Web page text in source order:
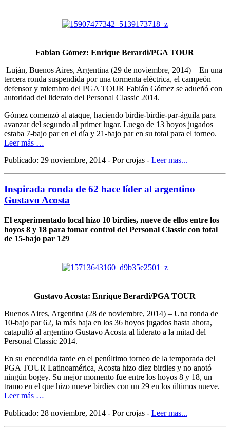
Fabian Gómez: Enrique Berardi/PGA TOUR
Luján, Buenos Aires, Argentina (29 de noviembre, 2014) – En una
tercera ronda suspendida por una tormenta eléctrica, el campeón
defensor y miembro del PGA TOUR Fabián Gómez se adueñó con
autoridad del liderato del Personal Classic 2014.
Gómez comenzó al ataque, haciendo birdie-birdie-par-águila para
avanzar del segundo al primer lugar. Luego de 13 hoyos jugados
estaba 7-bajo par en el día y 21-bajo par en su total para el torneo.
Leer más …
Publicado: 29 noviembre, 2014 - Por crojas - Leer mas...
Inspirada ronda de 62 hace líder al argentino
Gustavo Acosta
El experimentado local hizo 10 birdies, nueve de ellos entre los
hoyos 8 y 18 para tomar control del Personal Classic con total
de 15-bajo par 129
Gustavo Acosta: Enrique Berardi/PGA TOUR
Buenos Aires, Argentina (28 de noviembre, 2014) – Una ronda de
10-bajo par 62, la más baja en los 36 hoyos jugados hasta ahora,
catapultó al argentino Gustavo Acosta al liderato a la mitad del
Personal Classic 2014.
En su encendida tarde en el penúltimo torneo de la temporada del
PGA TOUR Latinoamérica, Acosta hizo diez birdies y no anotó
ningún bogey. Su mejor momento fue entre los hoyos 8 y 18, un
tramo en el que hizo nueve birdies con un 29 en los últimos nueve.
Leer más …
Publicado: 28 noviembre, 2014 - Por crojas - Leer mas...